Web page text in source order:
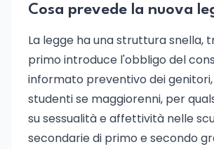
Cosa prevede la nuova
La legge ha una struttura snella,
primo introduce l'obbligo del
informato preventivo dei
studenti se maggiorenni, per
su sessualità e affettività nelle
secondarie di primo e secondo